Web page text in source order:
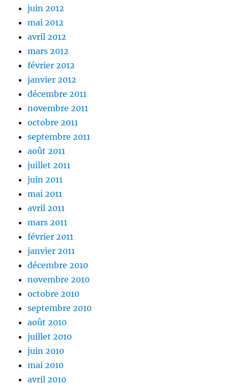
juin 2012
mai 2012
avril 2012
mars 2012
février 2012
janvier 2012
décembre 2011
novembre 2011
octobre 2011
septembre 2011
août 2011
juillet 2011
juin 2011
mai 2011
avril 2011
mars 2011
février 2011
janvier 2011
décembre 2010
novembre 2010
octobre 2010
septembre 2010
août 2010
juillet 2010
juin 2010
mai 2010
avril 2010